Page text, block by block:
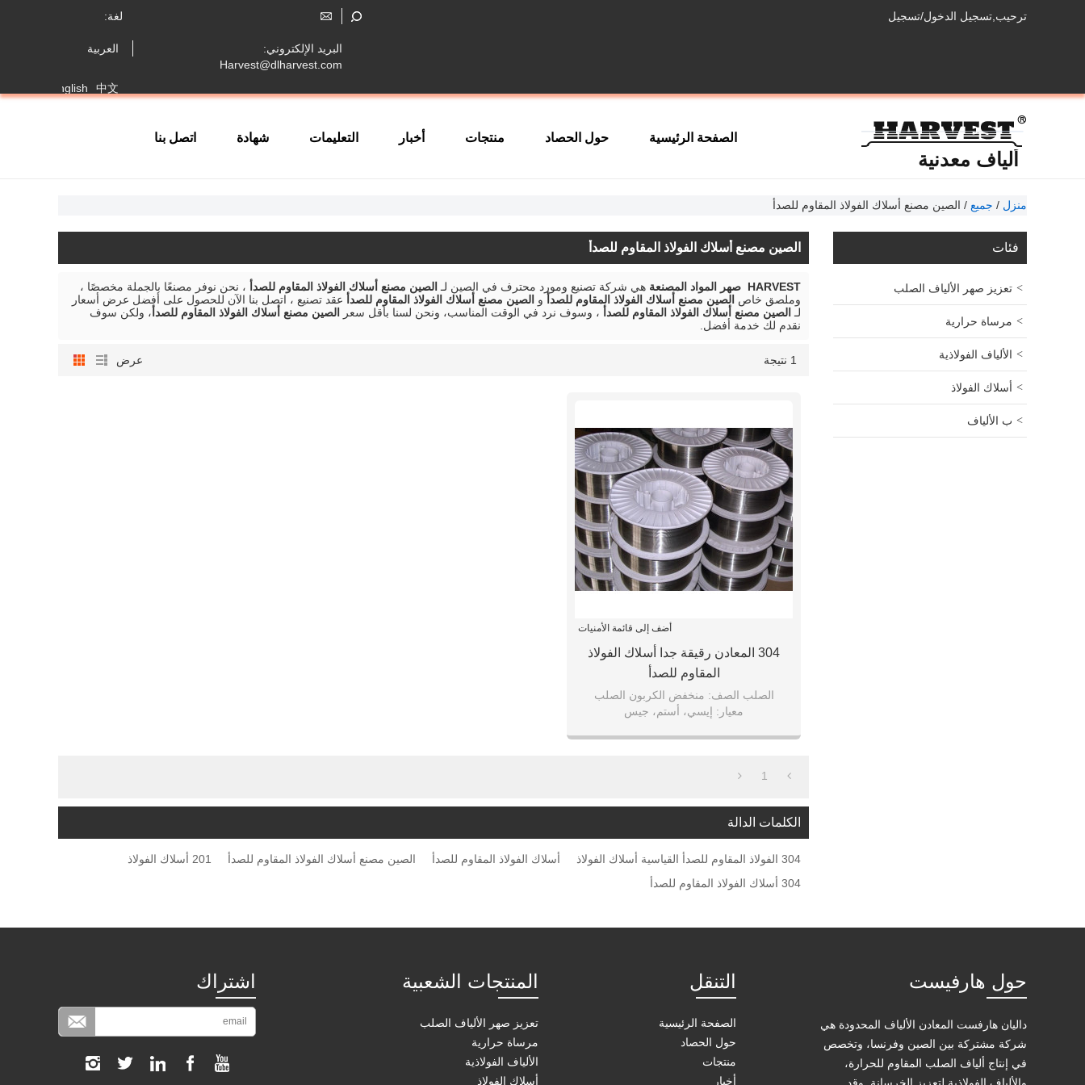
ترحيب, تسجيل الدخول/تسجيل
البريد الإلكتروني:
Harvest@dlharvest.com
لغة:
العربية
中文
English
ألياف معدنية
الصفحة الرئيسية حول الحصاد منتجات أخبار التعليمات شهادة اتصل بنا
منزل / جميع / الصين مصنع أسلاك الفولاذ المقاوم للصدأ
فئات
تعزيز صهر الألياف الصلب
مرساة حرارية
الألياف الفولاذية
أسلاك الفولاذ
ب الألياف
الصين مصنع أسلاك الفولاذ المقاوم للصدأ
HARVEST صهر المواد المصنعة هي شركة تصنيع ومورد محترف في الصين لـ الصين مصنع أسلاك الفولاذ المقاوم للصدأ ، نحن نوفر مصنعًا بالجملة مخصصًا ،
وملصق خاص الصين مصنع أسلاك الفولاذ المقاوم للصدأ و الصين مصنع أسلاك الفولاذ المقاوم للصدأ عقد تصنيع ، اتصل بنا الآن للحصول على أفضل عرض أسعار
لـ الصين مصنع أسلاك الفولاذ المقاوم للصدأ ، وسوف نرد في الوقت المناسب، ونحن لسنا بأقل سعر الصين مصنع أسلاك الفولاذ المقاوم للصدأ ، ولكن سوف
نقدم لك خدمة أفضل.
1 نتيجة عرض
أضف إلى قائمة الأمنيات
304 المعادن رقيقة جدا أسلاك الفولاذ
المقاوم للصدأ
الصلب الصف: منخفض الكربون الصلب
معيار: إيسي، أستم، جيس
الزبون
1
الكلمات الدالة
304 الفولاذ المقاوم للصدأ القياسية أسلاك الفولاذ أسلاك الفولاذ المقاوم للصدأ الصين مصنع أسلاك الفولاذ المقاوم للصدأ
201 أسلاك الفولاذ
304 أسلاك الفولاذ المقاوم للصدأ
حول هارفيست
داليان هارفست المعادن الألياف المحدودة هي
شركة مشتركة بين الصين وفرنسا، وتخصص
في إنتاج ألياف الصلب المقاوم للحرارة،
التنقل
الصفحة الرئيسية
حول الحصاد
منتجات
أخبار
المنتجات الشعبية
تعزيز صهر الألياف الصلب
مرساة حرارية
الألياف الفولاذية
أسلاك الفولاذ
اشتراك